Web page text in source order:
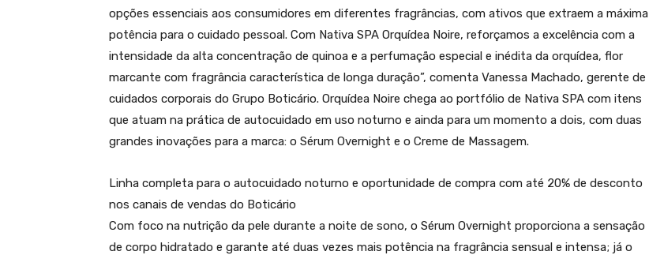
opções essenciais aos consumidores em diferentes fragrâncias, com ativos que extraem a máxima
potência para o cuidado pessoal. Com Nativa SPA Orquídea Noire, reforçamos a excelência com a
intensidade da alta concentração de quinoa e a perfumação especial e inédita da orquídea, flor
marcante com fragrância característica de longa duração”, comenta Vanessa Machado, gerente de
cuidados corporais do Grupo Boticário. Orquídea Noire chega ao portfólio de Nativa SPA com itens
que atuam na prática de autocuidado em uso noturno e ainda para um momento a dois, com duas
grandes inovações para a marca: o Sérum Overnight e o Creme de Massagem.
Linha completa para o autocuidado noturno e oportunidade de compra com até 20% de desconto
nos canais de vendas do Boticário
Com foco na nutrição da pele durante a noite de sono, o Sérum Overnight proporciona a sensação
de corpo hidratado e garante até duas vezes mais potência na fragrância sensual e intensa; já o